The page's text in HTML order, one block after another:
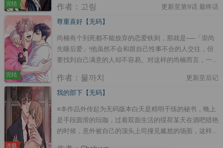
完结
梦，柱荣开始在意着翔赫⋯
作者：고링 更新至第9话 最终话
完结
尊重喜好【无码】
尚楠有个到死都不能放弃的恋爱铁则，那就是──「崇尚
先睡后爱」!他虽然不会和跟自己性事不合的人交往，但
要找到自己满意的人却不容易。对这样的尚楠而言，一看
的体格，长得也很沉闷，让他一开始看得不太顺眼，然而
当他看到多来的长相后…这小子可能可以喔？虽然要把他
身材，他愿意考虑交往，紧张的多来因此接受了这个提
议。殊不知多来却有个不为人知的喜好…?
作者：물까치 更新至后记
连载
我的部下【无码】
※本作品外传起为无码版本白天是精明干练的秘书，晚上
是手段圆滑的玩咖，过着双面生活的绥荷某天在酒吧猎艳
的时候，意外被自己的顶头上司撞见尴尬的场面，这样明